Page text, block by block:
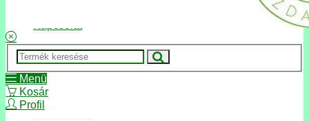
Menü
Kosár
Profil